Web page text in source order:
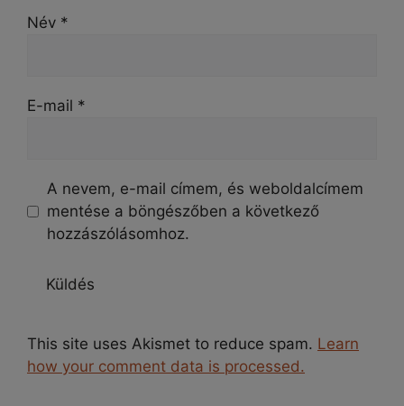
Név *
E-mail *
A nevem, e-mail címem, és weboldalcímem
mentése a böngészőben a következő
hozzászólásomhoz.
This site uses Akismet to reduce spam. Learn
how your comment data is processed.